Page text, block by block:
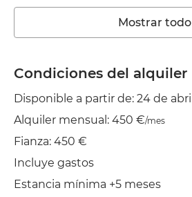
Trastero
Lavadora
Ascensor
Wifi
Tendedero
Secadora
Mostrar todo
Condiciones del alquiler
Disponible a partir de: 24 de abril
Alquiler mensual: 450 €/mes
Fianza: 450 €
Incluye gastos
Estancia mínima +5 meses